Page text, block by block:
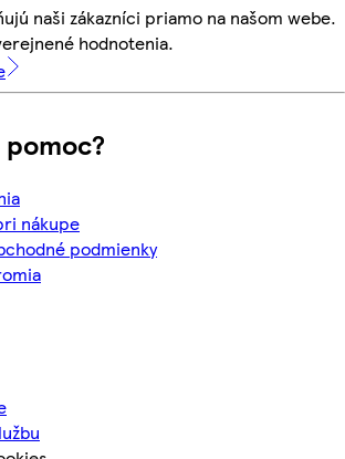
naši zákazníci priamo na našom webe.
hodnotenia.
nákupe
podmienky